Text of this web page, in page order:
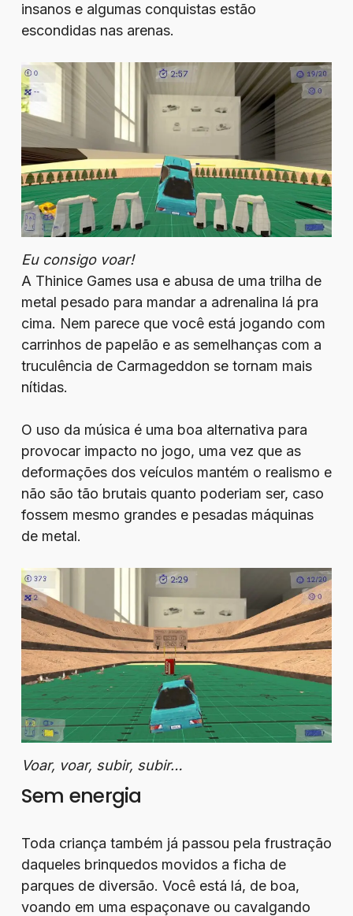
insanos e algumas conquistas estão
escondidas nas arenas.
Eu consigo voar!
A Thinice Games usa e abusa de uma trilha de
metal pesado para mandar a adrenalina lá pra
cima. Nem parece que você está jogando com
carrinhos de papelão e as semelhanças com a
truculência de Carmageddon se tornam mais
nítidas.
O uso da música é uma boa alternativa para
provocar impacto no jogo, uma vez que as
deformações dos veículos mantém o realismo e
não são tão brutais quanto poderiam ser, caso
fossem mesmo grandes e pesadas máquinas
de metal.
Voar, voar, subir, subir…
Sem energia
Toda criança também já passou pela frustração
daqueles brinquedos movidos a ficha de
parques de diversão. Você está lá, de boa,
voando em uma espaçonave ou cavalgando